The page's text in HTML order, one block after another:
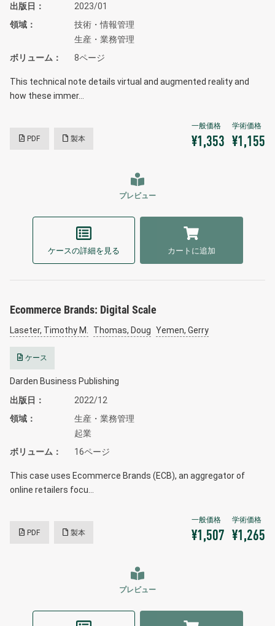
出版日
2023/01
領域
技術・情報管理
生産・業務管理
ボリューム
8ページ
This technical note details virtual and augmented reality and
how these immer…
PDF 製本 ¥1,353 ¥1,155
プレビュー
ケースの詳細を見る カートに追加
Ecommerce Brands: Digital Scale
Laseter, Timothy M. Thomas, Doug Yemen, Gerry
ケース
Darden Business Publishing
出版日
2022/12
領域
生産・業務管理
起業
ボリューム
16ページ
This case uses Ecommerce Brands (ECB), an aggregator of
online retailers focu…
PDF 製本 ¥1,507 ¥1,265
プレビュー